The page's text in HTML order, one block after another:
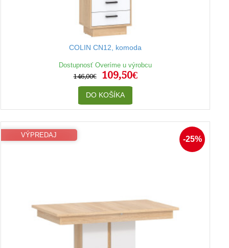
COLIN CN12, komoda
Dostupnosť Overíme u výrobcu
146,00€
109,50€
DO KOŠÍKA
-25%
VÝPREDAJ